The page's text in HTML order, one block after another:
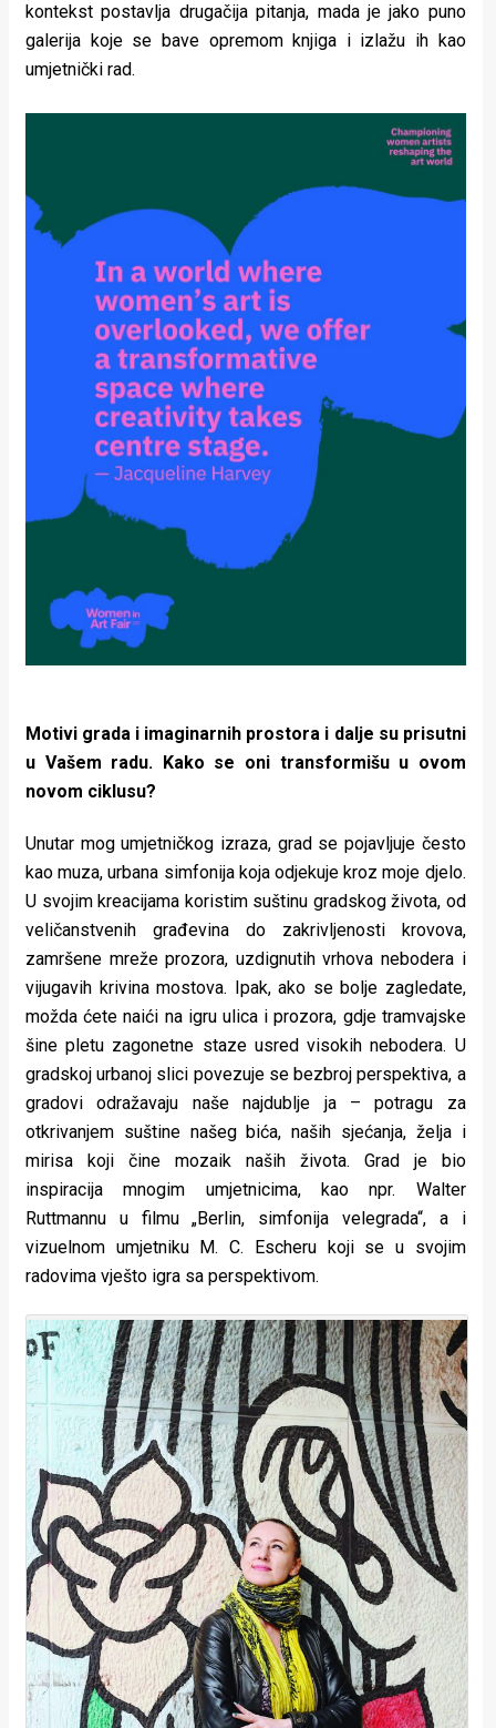
kontekst postavlja drugačija pitanja, mada je jako puno
galerija koje se bave opremom knjiga i izlažu ih kao
umjetnički rad.
Motivi grada i imaginarnih prostora i dalje su prisutni
u Vašem radu. Kako se oni transformišu u ovom
novom ciklusu?
Unutar mog umjetničkog izraza, grad se pojavljuje često
kao muza, urbana simfonija koja odjekuje kroz moje djelo.
U svojim kreacijama koristim suštinu gradskog života, od
veličanstvenih građevina do zakrivljenosti krovova,
zamršene mreže prozora, uzdignutih vrhova nebodera i
vijugavih krivina mostova. Ipak, ako se bolje zagledate,
možda ćete naići na igru ulica i prozora, gdje tramvajske
šine pletu zagonetne staze usred visokih nebodera. U
gradskoj urbanoj slici povezuje se bezbroj perspektiva, a
gradovi odražavaju naše najdublje ja – potragu za
otkrivanjem suštine našeg bića, naših sjećanja, želja i
mirisa koji čine mozaik naših života. Grad je bio
inspiracija mnogim umjetnicima, kao npr. Walter
Ruttmannu u filmu „Berlin, simfonija velegrada“, a i
vizuelnom umjetniku M. C. Escheru koji se u svojim
radovima vješto igra sa perspektivom.